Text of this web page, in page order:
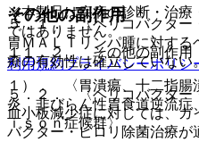
その他の副作用
１１．２． その他の副作用
１）． 〈胃潰瘍、十二指腸
炎、非びらん性胃食道逆流
ｉｓｏｎ症候群〉
５．１． 〈ヘリコバクター
胃ＭＡＬＴリンパ腫に対す
療の有効性は確立していない
５．２． 〈ヘリコバクター
血小板減少症に対しては、ガ
バクター・ピロリ除菌治療
※本製品は疾病の診断・治療
ではありません。
利用規約プライバシーポリシ